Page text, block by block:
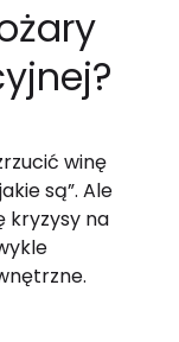
winę
są”. Ale
kryzysy na